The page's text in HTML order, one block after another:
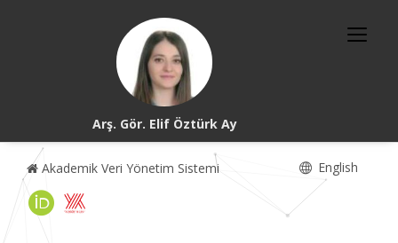
Arş. Gör. Elif Öztürk Ay
Akademik Veri Yönetim Sistemi English